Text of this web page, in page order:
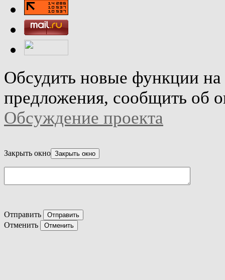
Обсудить новые функции на
предложения, сообщить об
Обсуждение проекта
Закрыть окно
Отправить
Отменить